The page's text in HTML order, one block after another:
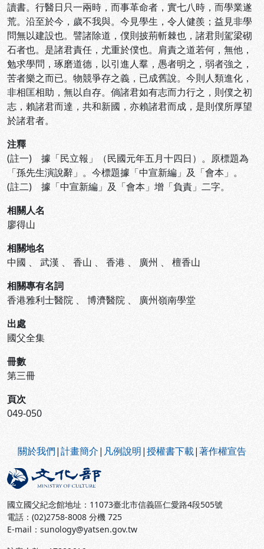
讀書。行醫日只一兩時，而事革命者，實七八時，而學業遂
荒。沿至於今，歲不我與。今見學生，令人健羨；益見非學
問無以建設也。譬諸除道，僕則披荊斬棘也，諸君則駕梁砌
石者也。是諸君責任，尤重於僕也。肩責之道若何，無他，
勉求學問，琢磨道德，以引進人羣，愚者明之，弱者強之，
苦者樂之而已。物競爭存之義，已成舊說。今則人類進化，
非相匡相助，無以自存。倘諸君如有志而力行之，則僕之初
志，賴諸君而達，共和新國，亦賴諸君而成，是則僕所厚望
於諸君者。
注釋
(註一) 據「民立報」（民國元年五月十四日）。原標題為
「孫先生演說辭」。今標題據「中宣新編」及「會本」。
(註二) 據「中宣新編」及「會本」增「負責」二字。
相關人名
廖得山
相關地名
中國 、 武漢 、 香山 、 香港 、 廣州 、 檀香山
相關專有名詞
香港雅利士醫院 、 博濟醫院 、 廣州嶺南學堂
出處
國父全集
冊數
第三冊
頁次
049-050
關於我們|計畫簡介| 凡例說明|授權書下載|著作權宣告
國立國父紀念館地址：11073臺北市信義區仁愛路4段505號
電話：(02)2758-8008 分機 725
E-mail：sunology@yatsen.gov.tw